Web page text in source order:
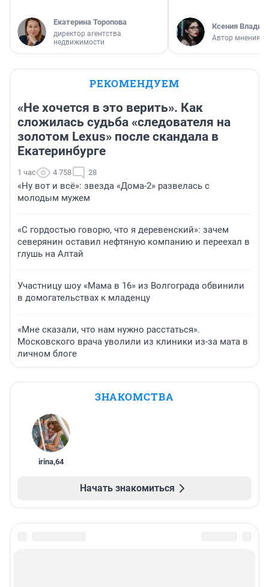
Екатерина Торопова
директор агентства
недвижимости
Ксения
Автор мнения
РЕКОМЕНДУЕМ
«Не хочется в это верить». Как
сложилась судьба «следователя на
золотом Lexus» после скандала в
Екатеринбурге
1 час 4 758 28
«Ну вот и всё»: звезда «Дома-2» развелась с
молодым мужем
«С гордостью говорю, что я деревенский»: зачем
северянин оставил нефтяную компанию и переехал в
глушь на Алтай
Участницу шоу «Мама в 16» из Волгограда обвинили
в домогательствах к младенцу
«Мне сказали, что нам нужно расстаться».
Московского врача уволили из клиники из-за мата в
личном блоге
ЗНАКОМСТВА
irina,64
Начать знакомиться